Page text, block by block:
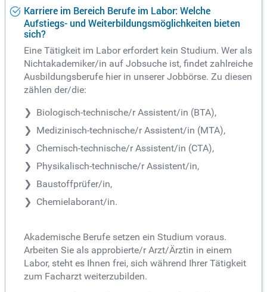
Karriere im Bereich Berufe im Labor: Welche
Aufstiegs- und Weiterbildungsmöglichkeiten bieten
sich?
Eine Tätigkeit im Labor erfordert kein Studium. Wer als
Nichtakademiker/in auf Jobsuche ist, findet zahlreiche
Ausbildungsberufe hier in unserer Jobbörse. Zu diesen
zählen der/die:
Biologisch-technische/r Assistent/in (BTA),
Medizinisch-technische/r Assistent/in (MTA),
Chemisch-technische/r Assistent/in (CTA),
Physikalisch-technische/r Assistent/in,
Baustoffprüfer/in,
Chemielaborant/in.
Akademische Berufe setzen ein Studium voraus.
Arbeiten Sie als approbierte/r Arzt/Ärztin in einem
Labor, steht es Ihnen frei, sich während Ihrer Tätigkeit
zum Facharzt weiterzubilden.